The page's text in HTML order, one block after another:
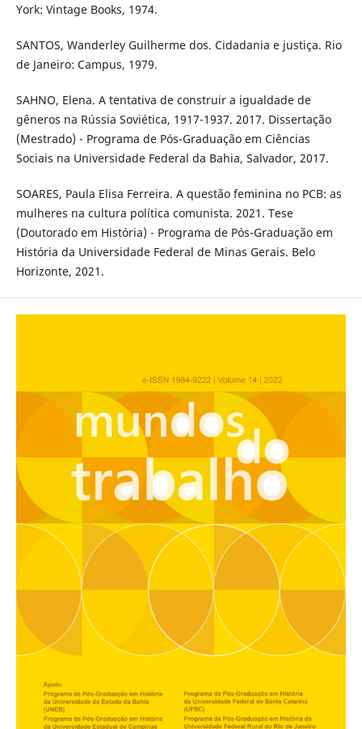
York: Vintage Books, 1974.
SANTOS, Wanderley Guilherme dos. Cidadania e justiça. Rio
de Janeiro: Campus, 1979.
SAHNO, Elena. A tentativa de construir a igualdade de
gêneros na Rússia Soviética, 1917-1937. 2017. Dissertação
(Mestrado) - Programa de Pós-Graduação em Ciências
Sociais na Universidade Federal da Bahia, Salvador, 2017.
SOARES, Paula Elisa Ferreira. A questão feminina no PCB: as
mulheres na cultura política comunista. 2021. Tese
(Doutorado em História) - Programa de Pós-Graduação em
História da Universidade Federal de Minas Gerais. Belo
Horizonte, 2021.